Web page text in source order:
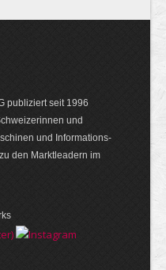
publiziert seit 1996
und
und Infor­mations­
den Markt­leadern im